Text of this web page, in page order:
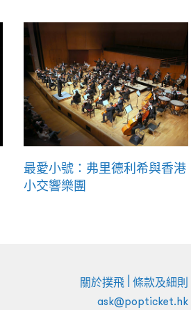
最愛小號：弗里德利希與香港
小交響樂團
關於撲飛 條款及細則
ask@popticket.hk